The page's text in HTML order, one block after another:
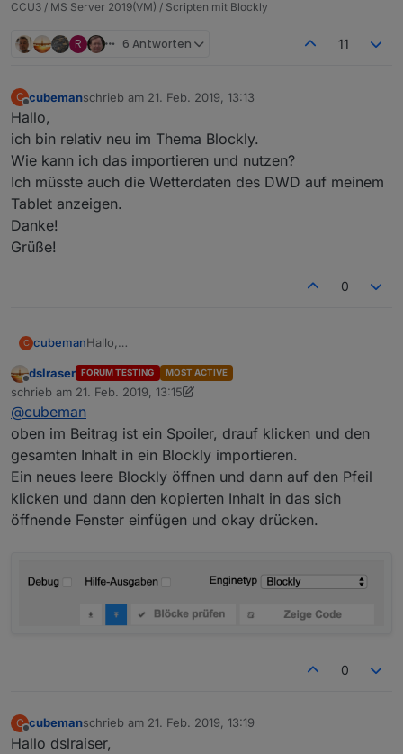
CCU3 / MS Server 2019(VM) / Scripten mit Blockly
R 6 Antworten 11
C
Offline
cubemanschrieb am 21. Feb. 2019, 13:13
zuletzt editiert von
Hallo,
ich bin relativ neu im Thema Blockly.
Wie kann ich das importieren und nutzen?
Ich müsste auch die Wetterdaten des DWD auf meinem
Tablet anzeigen.
Danke!
Grüße!
0
C cubemanHallo,
Wie kann ich das importieren und nutzen?
Ich müsste auch die Wetterdaten des DWD auf
Danke!
Grüße!
Offline
dslraser FORUM TESTING MOST ACTIVE
schrieb am 21. Feb. 2019, 13:15
zuletzt editiert von dslraser
@cubeman
oben im Beitrag ist ein Spoiler, drauf klicken und den
gesamten Inhalt in ein Blockly importieren.
Ein neues leere Blockly öffnen und dann auf den Pfeil
klicken und dann den kopierten Inhalt in das sich
öffnende Fenster einfügen und okay drücken.
0
C
Offline
cubemanschrieb am 21. Feb. 2019, 13:19
zuletzt editiert von
Hallo dslraiser,